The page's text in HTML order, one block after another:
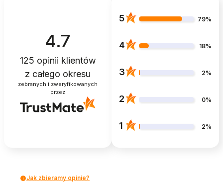
4.7
125 opinii klientów
z całego okresu
zebranych i zweryfikowanych
przez
5 79%
4 18%
3 2%
2 0%
1 2%
Jak zbieramy opinie?